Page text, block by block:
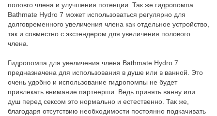
половго члена и улучшения потенции. Так же гидропомпа
Bathmate Hydro 7 может использоваться регулярно для
долговременного увеличения члена как отдельное устройство,
так и совместно с экстендером для увеличения полового
члена.
Гидропомпа для увеличения члена Bathmate Hydro 7
предназначена для использования в душе или в ванной. Это
очень удобно и использование гидропомпы не будет
привлекать внимание партнерши. Ведь принять ванну или
душ перед сексом это нормально и естественно. Так же,
благодаря отсутствию необходимости постоянно подкачивать